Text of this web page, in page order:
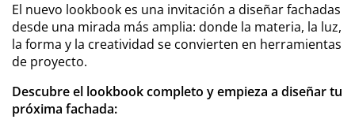
El nuevo lookbook es una invitación a diseñar fachadas
desde una mirada más amplia: donde la materia, la luz,
la forma y la creatividad se convierten en herramientas
de proyecto.
Descubre el lookbook completo y empieza a diseñar tu
próxima fachada: